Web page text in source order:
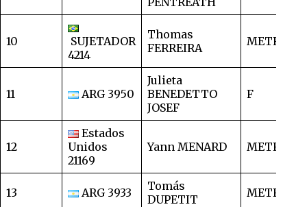
10
SUJETADOR
4214
Thomas
FERREIRA
METRO
11 ARG 3950
Julieta
BENEDETTO
JOSEF
F
12
Estados
Unidos
21169
Yann MENARD METRO
13 ARG 3933
Tomás
DUPETIT
METRO